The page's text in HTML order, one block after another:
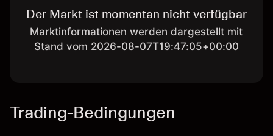
Der Markt ist momentan nicht verfügbar
Marktinformationen werden dargestellt mit
Stand vom 2026-08-07T19:47:05+00:00
Trading-Bedingungen